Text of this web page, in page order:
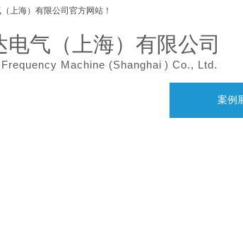
案例
上海）有限公司官方网站！
电气（上海）有限公司
Machine (Shanghai ) Co., Ltd.